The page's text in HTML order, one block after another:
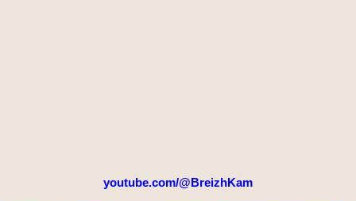
youtube.com/@BreizhKam